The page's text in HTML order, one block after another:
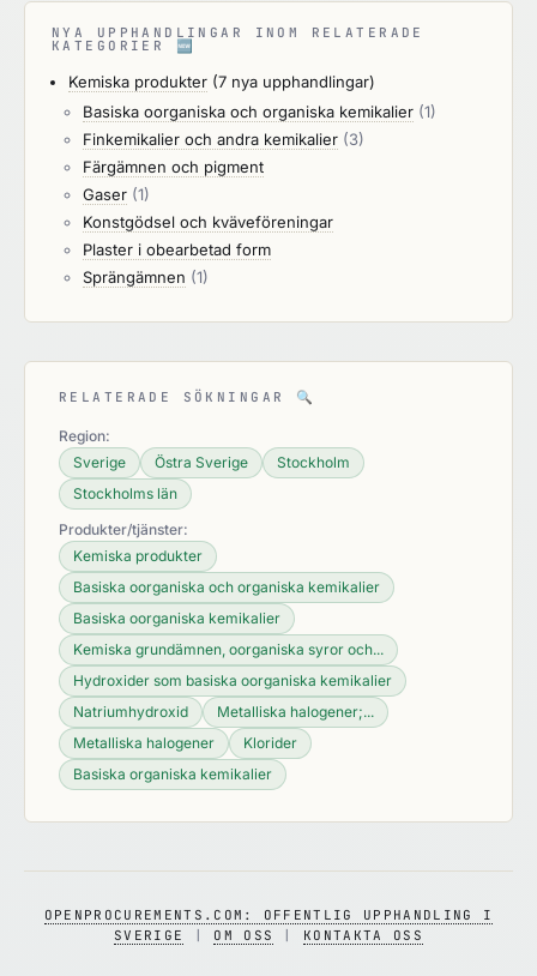
NYA UPPHANDLINGAR INOM RELATERADE
KATEGORIER 🆕
Kemiska produkter (7 nya upphandlingar)
Basiska oorganiska och organiska kemikalier (1)
Finkemikalier och andra kemikalier (3)
Färgämnen och pigment
Gaser (1)
Konstgödsel och kväveföreningar
Plaster i obearbetad form
Sprängämnen (1)
RELATERADE SÖKNINGAR 🔍
Region:
Sverige
Östra Sverige
Stockholm
Stockholms län
Produkter/tjänster:
Kemiska produkter
Basiska oorganiska och organiska kemikalier
Basiska oorganiska kemikalier
Kemiska grundämnen, oorganiska syror och...
Hydroxider som basiska oorganiska kemikalier
Natriumhydroxid
Metalliska halogener;...
Metalliska halogener
Klorider
Basiska organiska kemikalier
OPENPROCUREMENTS.COM: OFFENTLIG UPPHANDLING I
SVERIGE
| OM OSS | KONTAKTA OSS